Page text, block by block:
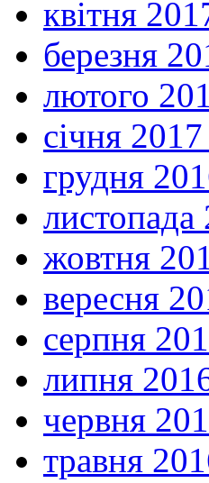
квітня
березня
лютого
січня
грудня
жовтня
вересня
серпня
липня
червня
травня